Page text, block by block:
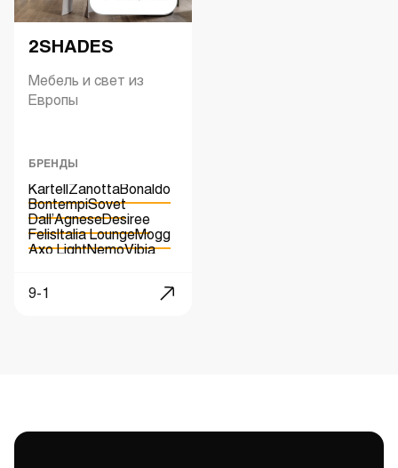
2SHADES
Мебель и свет из
Европы
БРЕНДЫ
Kartell ZanottaBonaldo
BontempiSovet
Dall’AgneseDesiree
FelisItalia LoungeMogg
Axo LightNemoVibia
9-1